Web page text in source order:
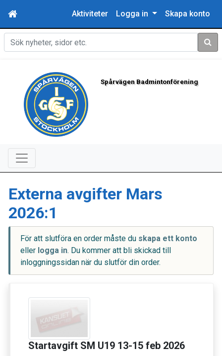
Aktiviteter Logga in Skapa konto
Sök
Spårvägen Badmintonförening
Externa avgifter Mars
2026:1
För att slutföra en order måste du skapa ett konto
eller logga in. Du kommer att bli skickad till
inloggningssidan när du slutför din order.
Startavgift SM U19 13-15 feb 2026